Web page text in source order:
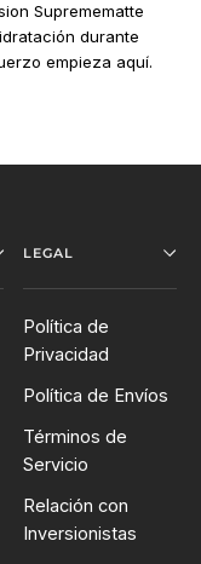
Supremematte
durante
empieza aquí.
LEGAL
Política de
Privacidad
Política de Envíos
Términos de
Servicio
Relación con
Inversionistas